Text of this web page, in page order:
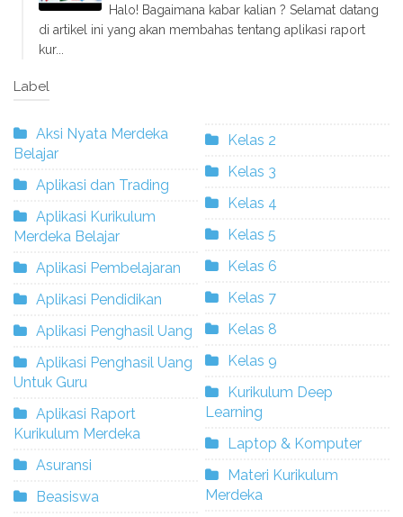
Halo! Bagaimana kabar kalian ? Selamat datang
di artikel ini yang akan membahas tentang aplikasi raport
kur...
Label
Aksi Nyata Merdeka
Belajar
Aplikasi dan Trading
Aplikasi Kurikulum
Merdeka Belajar
Aplikasi Pembelajaran
Aplikasi Pendidikan
Aplikasi Penghasil Uang
Aplikasi Penghasil Uang
Untuk Guru
Aplikasi Raport
Kurikulum Merdeka
Asuransi
Beasiswa
Kelas 2
Kelas 3
Kelas 4
Kelas 5
Kelas 6
Kelas 7
Kelas 8
Kelas 9
Kurikulum Deep
Learning
Laptop & Komputer
Materi Kurikulum
Merdeka